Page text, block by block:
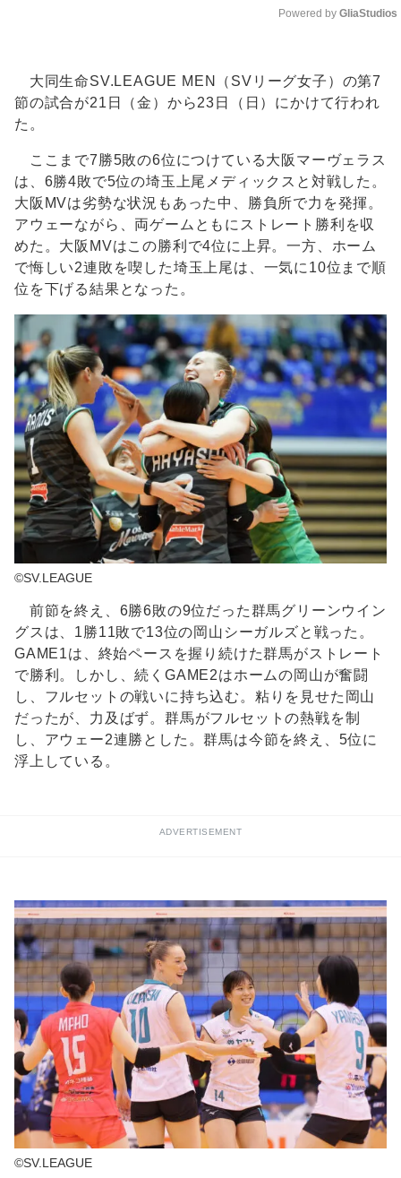
Powered by GliaStudios
大同生命SV.LEAGUE MEN（SVリーグ女子）の第7
節の試合が21日（金）から23日（日）にかけて行われ
た。
ここまで7勝5敗の6位につけている大阪マーヴェラス
は、6勝4敗で5位の埼玉上尾メディックスと対戦した。
大阪MVは劣勢な状況もあった中、勝負所で力を発揮。
アウェーながら、両ゲームともにストレート勝利を収
めた。大阪MVはこの勝利で4位に上昇。一方、ホーム
で悔しい2連敗を喫した埼玉上尾は、一気に10位まで順
位を下げる結果となった。
©SV.LEAGUE
前節を終え、6勝6敗の9位だった群馬グリーンウイン
グスは、1勝11敗で13位の岡山シーガルズと戦った。
GAME1は、終始ペースを握り続けた群馬がストレート
で勝利。しかし、続くGAME2はホームの岡山が奮闘
し、フルセットの戦いに持ち込む。粘りを見せた岡山
だったが、力及ばず。群馬がフルセットの熱戦を制
し、アウェー2連勝とした。群馬は今節を終え、5位に
浮上している。
ADVERTISEMENT
©SV.LEAGUE